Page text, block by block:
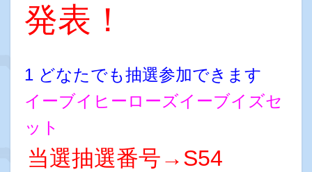
発表！
1 どなたでも抽選参加できます
イーブイヒーローズイーブイズセ
ット
当選抽選番号→S54